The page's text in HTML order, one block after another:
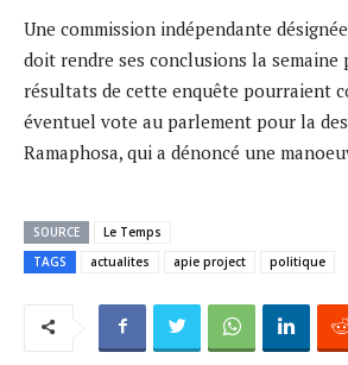
Une commission indépendante
doit rendre ses conclusions la semaine
résultats de cette enquête pourraient
éventuel vote au parlement pour la
Ramaphosa, qui a dénoncé une
SOURCE
Le Temps
TAGS
actualites apie project politique